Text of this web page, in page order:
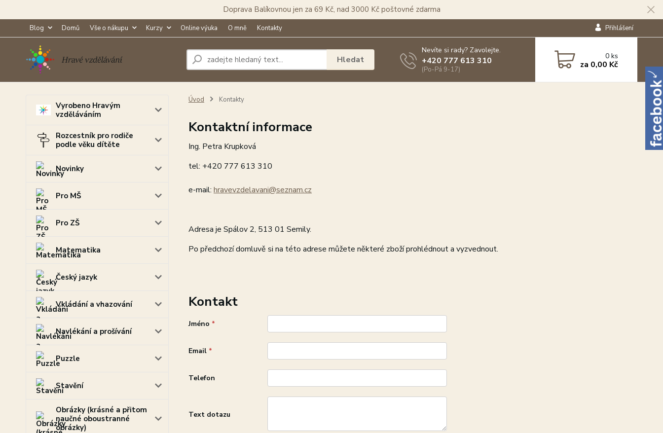
Doprava Balíkovnou jen za 69 Kč, nad 3000 Kč poštovné zdarma
Blog Domů Vše o nákupu Kurzy Online výuka O mně Kontakty Přihlášení
Hledat
Nevíte si rady? Zavolejte.
+420 777 613 310
(Po-Pá 9-17)
0ks
za 0,00 Kč
Vyrobeno Hravým
vzděláváním
Rozcestník pro rodiče
podle věku dítěte
Novinky
Pro MŠ
Pro ZŠ
Matematika
Český jazyk
Vkládání a vhazování
Navlékání a prošívání
Puzzle
Stavění
Obrázky (krásné a přitom
naučné oboustranné
obrázky)
Úvod Kontakty
Kontaktní informace
Ing. Petra Krupková
tel: +420 777 613 310
e-mail: hravevzdelavani@seznam.cz
Adresa je Spálov 2, 513 01 Semily.
Po předchozí domluvě si na této adrese můžete některé zboží prohlédnout a vyzvednout.
Kontakt
Jméno *
Email *
Telefon
Text dotazu